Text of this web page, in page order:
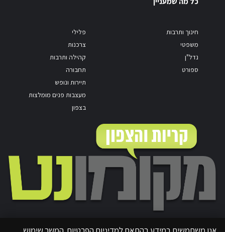
חינוך ותרבות
משפטי
נדל"ן
ספורט
פלילי
צרכנות
קהילה ותרבות
תחבורה
תיירות ונופש
מעצבות פנים מומלצות
בצפון